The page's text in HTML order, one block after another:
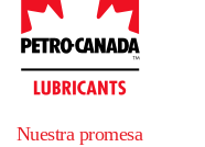
Nuestra promesa